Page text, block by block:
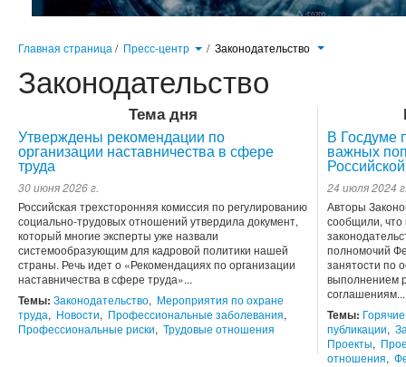
Главная страница / Пресс-центр / Законодательство
Законодательство
Тема дня
Утверждены рекомендации по
организации наставничества в сфере
труда
30 июня 2026 г.
Российская трехсторонняя комиссия по регулированию
социально-трудовых отношений утвердила документ,
который многие эксперты уже назвали
системообразующим для кадровой политики нашей
страны. Речь идет о «Рекомендациях по организации
наставничества в сфере труда»...
Темы: Законодательство, Мероприятия по охране
труда, Новости, Профессиональные заболевания,
Профессиональные риски, Трудовые отношения
В Госдуме
важных
24 июля 2024
Авторы
сообщили,
полномочий
занятости по
выполнением
соглашениям...
Темы:
публикации,
Проекты,
отношения,